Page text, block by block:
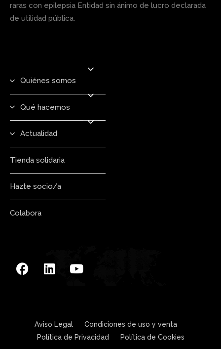
raras con epilepsia Entidad sin ánimo de lucro declarada
de utilidad pública.
Quiénes somos
Qué hacemos
Actualidad
Tienda solidaria
Hazte socio/a
Colabora
Aviso Legal
Condiciones de uso y venta
Política de Privacidad
Política de Cookies